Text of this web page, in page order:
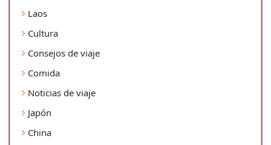
Laos
Cultura
Consejos de viaje
Comida
Noticias de viaje
Japón
China